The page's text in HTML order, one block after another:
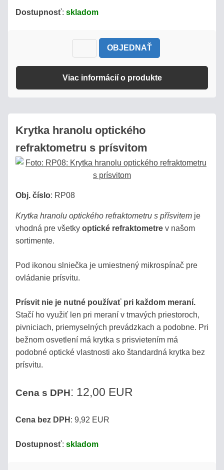
Dostupnosť: skladom
OBJEDNAŤ
Viac informácií o produkte
Krytka hranolu optického
refraktometru s prísvitom
Obj. číslo: RP08
Krytka hranolu optického refraktometru s přísvitem je
vhodná pre všetky optické refraktometre v našom
sortimente.
Pod ikonou slniečka je umiestnený mikrospínač pre
ovládanie prísvitu.
Prísvit nie je nutné používať pri každom meraní.
Stačí ho využiť len pri meraní v tmavých priestoroch,
pivniciach, priemyselných prevádzkach a podobne. Pri
bežnom osvetlení má krytka s prisvietením má
podobné optické vlastnosti ako štandardná krytka bez
prísvitu.
Cena s DPH: 12,00 EUR
Cena bez DPH : 9,92 EUR
Dostupnosť: skladom